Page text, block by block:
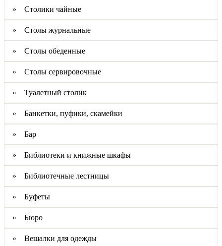
» Столики чайные
» Столы журнальные
» Столы обеденные
» Столы сервировочные
» Туалетный столик
» Банкетки, пуфики, скамейки
» Бар
» Библиотеки и книжные шкафы
» Библиотечные лестницы
» Буфеты
» Бюро
» Вешалки для одежды